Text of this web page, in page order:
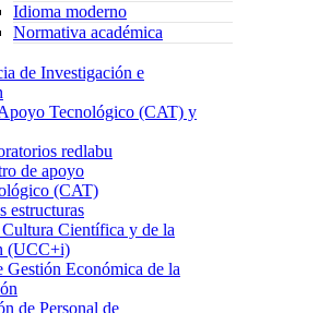
Idioma moderno
Normativa académica
de Investigación e
Tecnológico (CAT) y
redlabu
de apoyo
(CAT)
estructuras
Científica y de la
(UCC+i)
Gestión Económica de la
de Personal de